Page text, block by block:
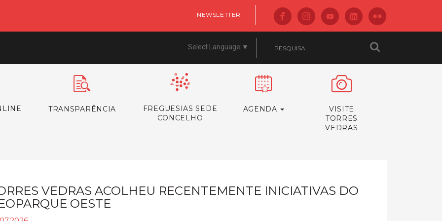
NEWSLETTER
Select Language ▼
TRANSPARÊNCIA
FREGUESIAS SEDE
CONCELHO
AGENDA
VISITE
TORRES
VEDRAS
VEDRAS ACOLHEU RECENTEMENTE INICIATIVAS DO
OESTE